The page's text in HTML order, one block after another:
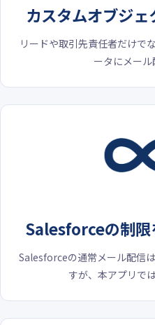
カスタムオブジェ
リードや取引先責任者だけで
ータにメール
Salesforceの制限
Salesforceの通常メール配信
すが、本アプリで